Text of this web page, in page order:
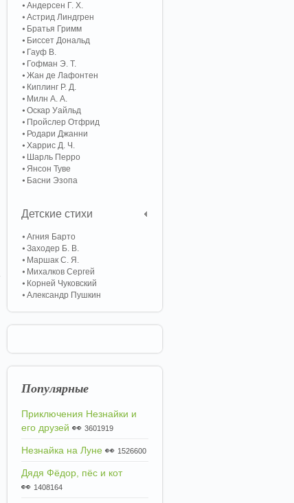
Андерсен Г. Х.
Астрид Линдгрен
Братья Гримм
Биссет Дональд
Гауф В.
Гофман Э. Т.
Жан де Лафонтен
Киплинг Р. Д.
Милн А. А.
Оскар Уайльд
Пройслер Отфрид
Родари Джанни
Харрис Д. Ч.
Шарль Перро
Янсон Туве
Басни Эзопа
Детские стихи
Агния Барто
Заходер Б. В.
Маршак С. Я.
Михалков Сергей
Корней Чуковский
Александр Пушкин
Популярные
Приключения Незнайки и
его друзей 👀 3601919
Незнайка на Луне 👀 1526600
Дядя Фёдор, пёс и кот
👀 1408164